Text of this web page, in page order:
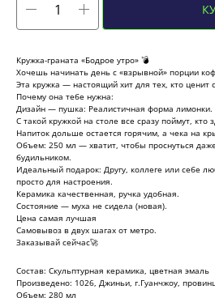
Кружка-граната «Бодрое утро» 💣
Хочешь начинать день с «взрывной» порции
Эта кружка — настоящий хит для тех, кто ценит
Почему она тебе нужна:
Дизайн — пушка: Реалистичная форма лимонки.
С такой кружкой на столе все сразу поймут,
Напиток дольше остается горячим, а чека на
Объем: 250 мл — хватит, чтобы проснуться
будильником.
Идеальный подарок: Другу, коллеге или себе
просто для настроения.
Керамика качественная, ручка удобная.
Состояние — муха не сидела (новая).
Цена самая лучшая
Самовывоз в двух шагах от метро.
Заказывай сейчас🚀
Состав: Скульптурная керамика, цветная эмаль
Произведено: 1026, Джиньи, г.Гуанчжоу,
Объем: 280 мл